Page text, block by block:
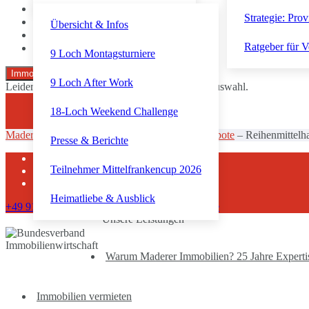
Übersicht & Infos
9 Loch Montagsturniere
9 Loch After Work
18-Loch Weekend Challenge
Presse & Berichte
Teilnehmer Mittelfrankencup 2026
Heimatliebe & Ausblick
Strategie:
Ratgeber für
Immobilien suchen
Leider gibt es aktuell keine Angebote zu Ihrer Auswahl.
Maderer Immobilien– Aktuelle Immobilienangebote –
Impressum
+49 911 92300710 info@maderer-immobilien.de
Unsere Leistungen
Warum Maderer Immobilien? 25 Jahre
Immobilien vermieten